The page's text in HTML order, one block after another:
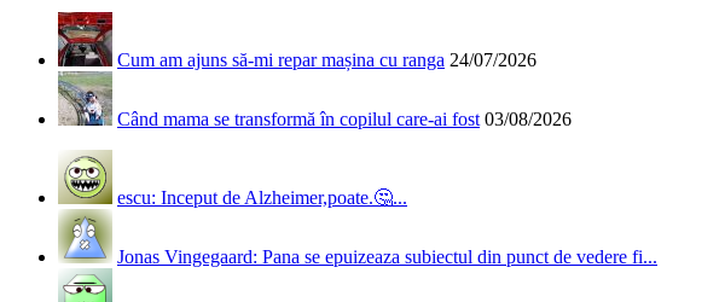
Cum am ajuns să-mi repar mașina cu ranga 24/07/2026
Când mama se transformă în copilul care-ai fost 03/08/2026
escu: Inceput de Alzheimer,poate.🤔...
Jonas Vingegaard: Pana se epuizeaza subiectul din punct de vedere fi...